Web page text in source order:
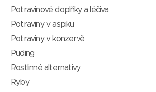
Potravinové doplňky a léčiva
Potraviny v aspiku
Potraviny v konzervě
Puding
Rostlinné alternativy
Ryby